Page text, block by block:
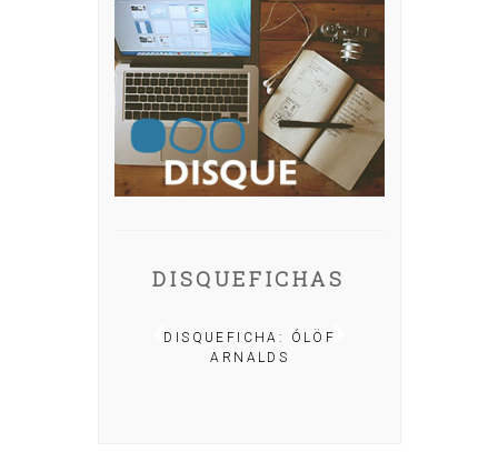
DISQUEFICHAS
DISQUEFICHA: ÓLÖF
ARNALDS